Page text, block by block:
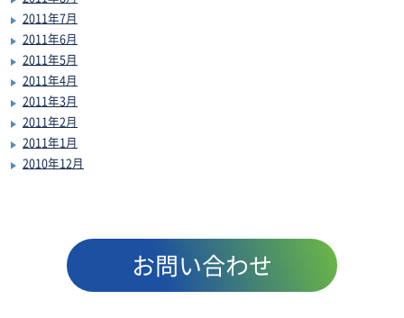
2011年7月
2011年6月
2011年5月
2011年4月
2011年3月
2011年2月
2011年1月
2010年12月
お問い合わせ